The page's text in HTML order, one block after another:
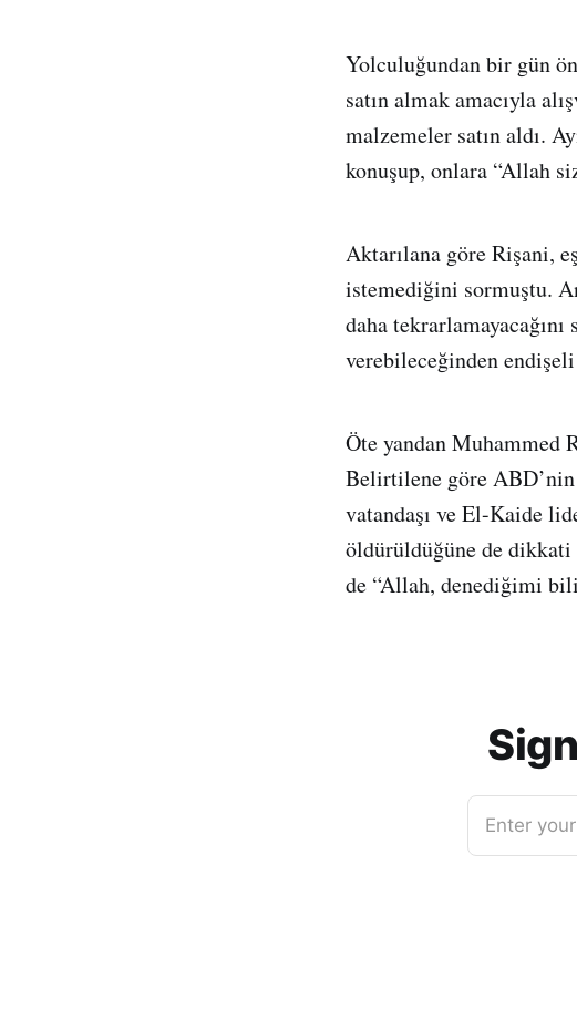
Yolculuğundan bir gün
satın almak amacıyla
malzemeler satın aldı.
konuşup, onlara “Allah
Aktarılana göre Rişani,
istemediğini sormuştu.
daha
verebileceğinden
Öte yandan Muhammed
Belirtilene göre
vatandaşı ve El-Kaide
öldürüldüğüne de dikkati
de “Allah, denediğimi
Enter